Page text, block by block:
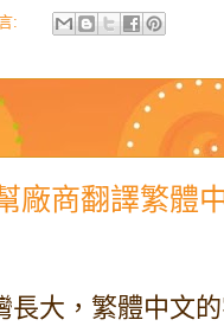
:
廠商翻譯繁體
長大，繁體中文